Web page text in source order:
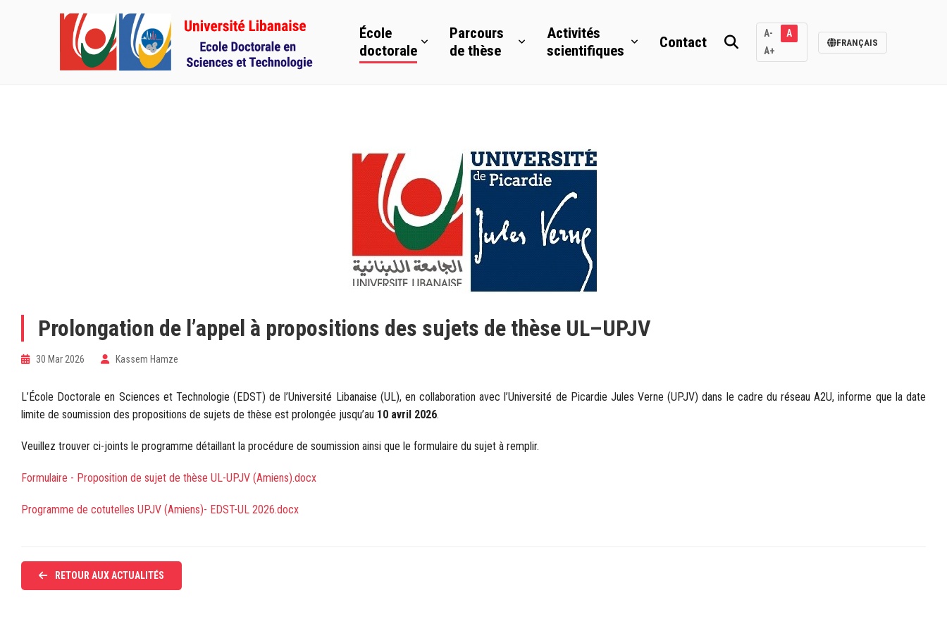
École
doctorale
Parcours
de thèse
Activités
scientifiques
Contact
A-
A
A+
FRANÇAIS
Prolongation de l’appel à propositions des sujets de thèse UL–UPJV
30 Mar 2026 Kassem Hamze
L’École Doctorale en Sciences et Technologie (EDST) de l’Université Libanaise (UL), en collaboration avec l’Université de Picardie Jules Verne (UPJV) dans le cadre du réseau A2U, informe que la date
limite de soumission des propositions de sujets de thèse est prolongée jusqu’au 10 avril 2026.
Veuillez trouver ci-joints le programme détaillant la procédure de soumission ainsi que le formulaire du sujet à remplir.
Formulaire - Proposition de sujet de thèse UL-UPJV (Amiens).docx
Programme de cotutelles UPJV (Amiens)- EDST-UL 2026.docx
RETOUR AUX ACTUALITÉS